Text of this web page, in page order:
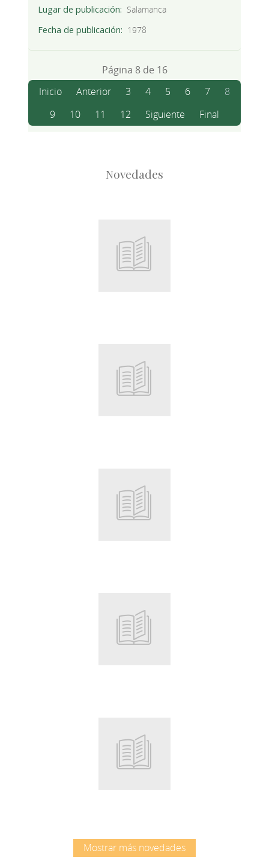
Lugar de publicación
Salamanca
Fecha de publicación
1978
Página 8 de 16
Inicio
Anterior 3 4 5 6 7
8
9
10 11 12 Siguiente Final
Novedades
Root
Root
Root
Root
Root
Mostrar más novedades